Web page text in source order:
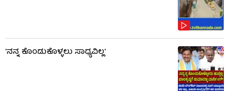
'ನನ್ನ ಕೊಂಡುಕೊಳ್ಳಲು ಸಾಧ್ಯವಿಲ್ಲ'